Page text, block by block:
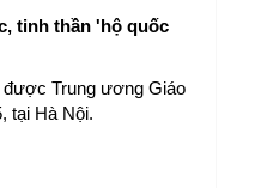
tinh thần 'hộ quốc
được Trung ương Giáo
tại Hà Nội.